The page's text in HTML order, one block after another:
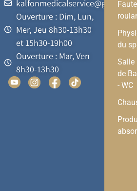
Ouverture : Dim, Lun,
Mer, Jeu 8h30-13h30
et 15h30-19h00
Ouverture : Mar, Ven
8h30-13h30
du
Salle
de
- WC